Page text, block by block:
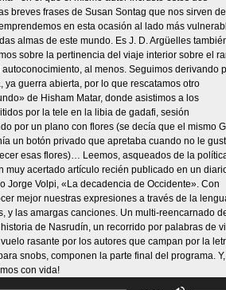
breves frases de Susan Sontag que nos sirven de
en esta ocasión al lado más
almas de este mundo. Es J. D. Argüelles
sobre la pertinencia del viaje interior sobre el
al menos. Seguimos derivando
ya guerra abierta, por lo que rescatamos otro
de Hisham Matar, donde asistimos a los
por la tele en la libia de gadafi, sesión
por un plano con flores (se decía que el mismo
un botón privado que apretaba cuando no le
esas flores)… Leemos, asqueados de la
muy acertado artículo recién publicado en un
Jorge Volpi, «La decadencia de Occidente». Con
mejor nuestras expresiones a través de la
y las amargas canciones. Un multi-reencarnado
de Nasrudín, un recorrido por palabras de
rasante por los autores que campan por la
snobs, componen la parte final del programa.
con vida!